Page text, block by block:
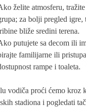
želite atmosferu,
za bolji pregled igre,
bliže sredini terena.
putujete sa decom ili
familijarne ili
rampe i toaleta.
vodiča proći ćemo kroz
stadiona i pogledati